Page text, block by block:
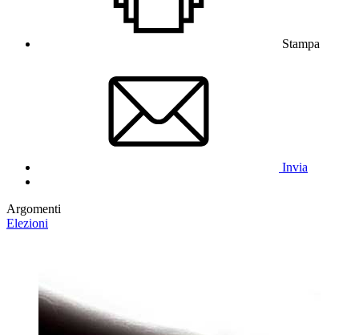
Stampa
Invia
Argomenti
Elezioni